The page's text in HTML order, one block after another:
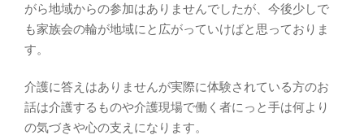
がら地域からの参加はありませんでしたが、今後少しで
も家族会の輪が地域にと広がっていけばと思っておりま
す。
介護に答えはありませんが実際に体験されている方のお
話は介護するものや介護現場で働く者にっと手は何より
の気づきや心の支えになります。